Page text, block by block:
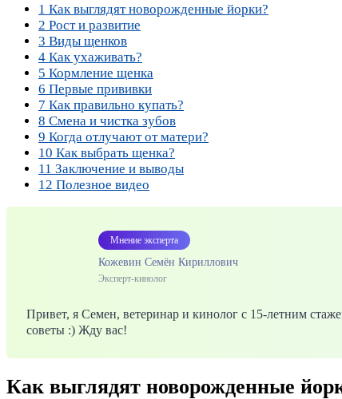
1 Как выглядят новорожденные йорки?
2 Рост и развитие
3 Виды щенков
4 Как ухаживать?
5 Кормление щенка
6 Первые прививки
7 Как правильно купать?
8 Смена и чистка зубов
9 Когда отлучают от матери?
10 Как выбрать щенка?
11 Заключение и выводы
12 Полезное видео
Мнение эксперта
Кожевин Семён Кириллович
Эксперт-кинолог
Привет, я Семен, ветеринар и кинолог с 15-летним
советы :) Жду вас!
Как выглядят новорожденные